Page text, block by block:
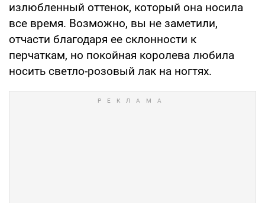
излюбленный оттенок, который она носила
все время. Возможно, вы не заметили,
отчасти благодаря ее склонности к
перчаткам, но покойная королева любила
носить светло-розовый лак на ногтях.